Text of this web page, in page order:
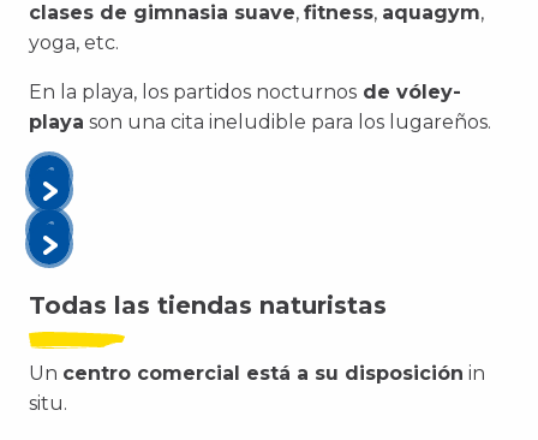
clases de gimnasia suave, fitness, aquagym,
yoga, etc.
En la playa, los partidos nocturnos de vóley-
playa son una cita ineludible para los lugareños.
Todas las tiendas naturistas
Un centro comercial está a su disposición in
situ.